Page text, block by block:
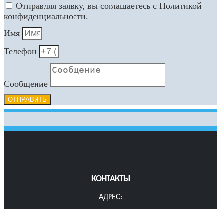
Отправляя заявку, вы соглашаетесь с Политикой
конфиденциальности.
Имя
Телефон
Сообщение
ОТПРАВИТЬ
КОНТАКТЫ
АДРЕС: